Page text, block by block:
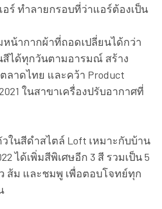
ร์ ทำลายกรอบที่ว่าแอร์ต้องเป็น
หน้ากากผ้าที่ถอดเปลี่ยนได้กว่า
สีได้ทุกวันตามอารมณ์ สร้าง
าดไทย และคว้า Product
ในสาขาเครื่องปรับอากาศที่
วในสีดำสไตล์ Loft เหมาะกับบ้าน
ได้เพิ่มสีพิเศษอีก 3 สี รวมเป็น 5
ส้ม และชมพู เพื่อตอบโจทย์ทุก